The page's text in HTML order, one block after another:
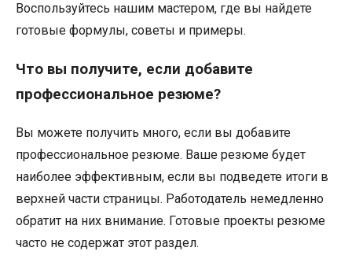
Воспользуйтесь нашим мастером, где вы найдете
готовые формулы, советы и примеры.
Что вы получите, если добавите
профессиональное резюме?
Вы можете получить много, если вы добавите
профессиональное резюме. Ваше резюме будет
наиболее эффективным, если вы подведете итоги в
верхней части страницы. Работодатель немедленно
обратит на них внимание. Готовые проекты резюме
часто не содержат этот раздел.